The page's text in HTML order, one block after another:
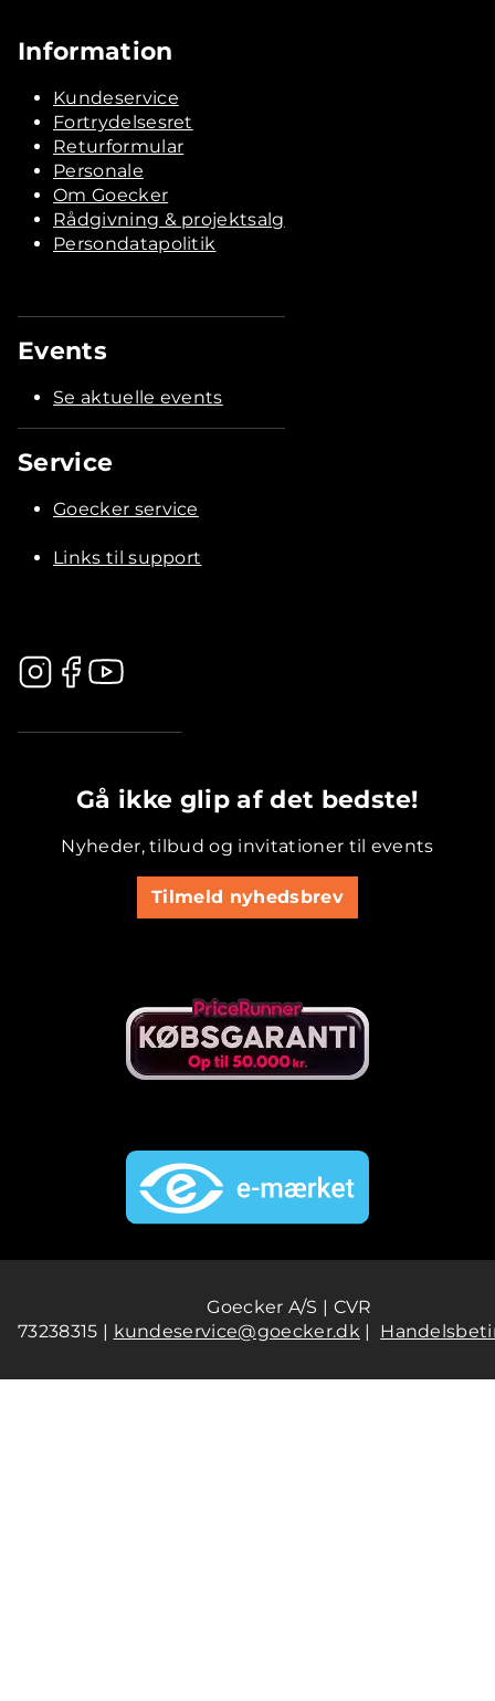
Information
Kundeservice
Fortrydelsesret
Returformular
Personale
Om Goecker
Rådgivning & projektsalg
Persondatapolitik
Events
Se aktuelle events
Service
Goecker service
Links til support
Gå ikke glip af det bedste!
Nyheder, tilbud og invitationer til events
Tilmeld nyhedsbrev
Goecker A/S | CVR
73238315 | kundeservice@goecker.dk |